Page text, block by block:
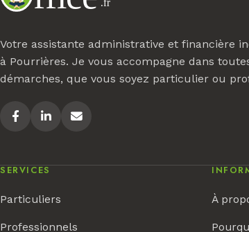
Votre assistante administrative et financière
à Pourrières. Je vous accompagne dans
démarches, que vous soyez particulier ou
SERVICES
Particuliers
Professionnels
À